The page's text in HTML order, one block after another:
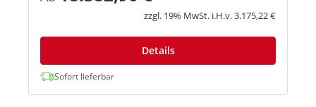
unbekannte Bedrohungen. Mit d...zzgl. 19% MwSt. i.H.v. 3.175,22 €
Details
Sofort lieferbar